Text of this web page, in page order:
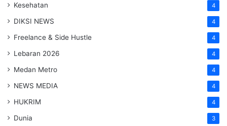
Kesehatan 4
DIKSI NEWS 4
Freelance & Side Hustle 4
Lebaran 2026 4
Medan Metro 4
NEWS MEDIA 4
HUKRIM 4
Dunia 3